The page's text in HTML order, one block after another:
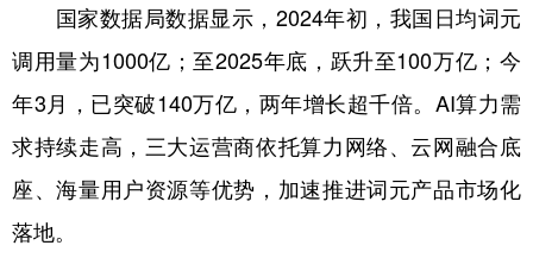
地方频道
北京 天津 河北 山西
国家数据局数据显示，2024年初，我国日均词元
调用量为1000亿；至2025年底，跃升至100万亿；今
年3月，已突破140万亿，两年增长超千倍。AI算力需
求持续走高，三大运营商依托算力网络、云网融合底
座、海量用户资源等优势，加速推进词元产品市场化
落地。